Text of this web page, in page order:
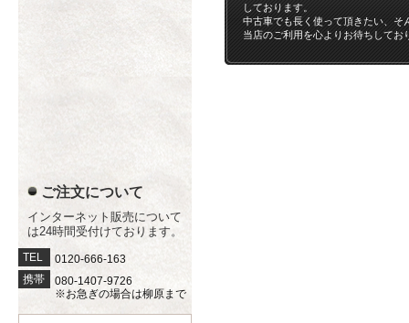
しております。
中古車でも長く使って頂きたい、そ
当店のご利用を心よりお待ちしてお
ご注文について
インターネット販売について
は24時間受付けております。
TEL
0120-666-163
携帯
080-1407-9726
※お急ぎの場合は柳原まで